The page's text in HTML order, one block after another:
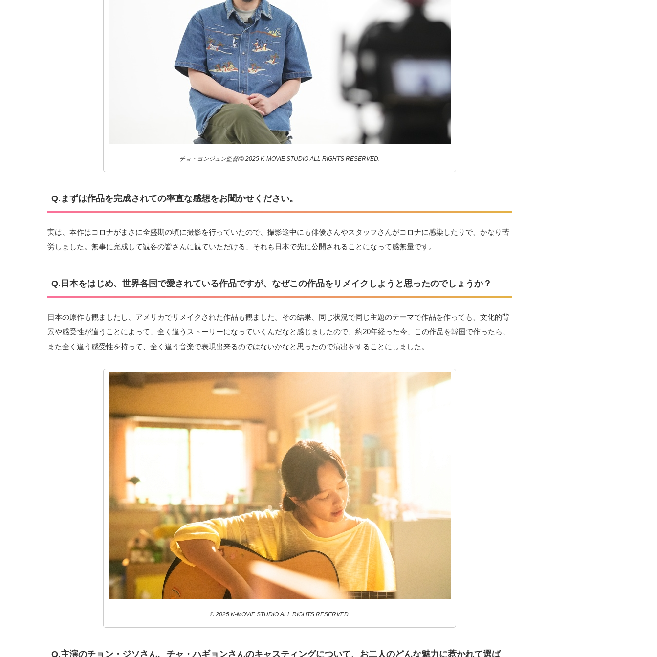
チョ・ヨンジュン監督/©️ 2025 K-MOVIE STUDIO ALL RIGHTS RESERVED.
Q.まずは作品を完成されての率直な感想をお聞かせください。
実は、本作はコロナがまさに全盛期の頃に撮影を行っていたので、撮影途中にも俳優さんやスタッフさんがコロナに感染したりで、かなり苦
労しました。無事に完成して観客の皆さんに観ていただける、それも日本で先に公開されることになって感無量です。
Q.日本をはじめ、世界各国で愛されている作品ですが、なぜこの作品をリメイクしようと思ったのでしょうか？
日本の原作も観ましたし、アメリカでリメイクされた作品も観ました。その結果、同じ状況で同じ主題のテーマで作品を作っても、文化的背
景や感受性が違うことによって、全く違うストーリーになっていくんだなと感じましたので、約20年経った今、この作品を韓国で作ったら、
また全く違う感受性を持って、全く違う音楽で表現出来るのではないかなと思ったので演出をすることにしました。
©️ 2025 K-MOVIE STUDIO ALL RIGHTS RESERVED.
Q.主演のチョン・ジソさん、チャ・ハギョンさんのキャスティングについて、お二人のどんな魅力に惹かれて選ば